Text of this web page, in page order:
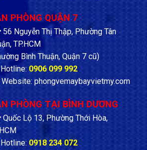
PHÒNG QUẬN 7
56 Nguyễn Thị Thập, Phường Tân
TP.HCM
Bình Thuận, Quận 7 cũ)
0906 099 992
Website: phongvemaybayvietmy.com
PHÒNG TẠI BÌNH DƯƠNG
Quốc Lộ 13, Phường Thới Hòa,
Hotline: 0918 234 072